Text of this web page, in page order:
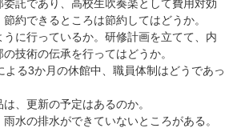
託であり、高校生吹奏楽として費用対効
約できるところは節約してはどうか。
うに行っているか。研修計画を立てて、内
技術の伝承を行ってはどうか。
よる3か月の休館中、職員体制はどうであっ
、更新の予定はあるのか。
水の排水ができていないところがある。